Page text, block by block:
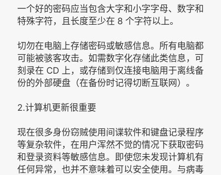
一个好的密码应当包含大字和小字字母、数字和
特殊字符，且长度至少在 8 个字符以上。
切勿在电脑上存储密码或敏感信息。所有电脑都
可能被骇客攻击。如需数字化存储此类信息，可
刻录在 CD 上，或存储到仅连接电脑用于离线备
份的外部硬盘（在备份时记得切断互联网）。
2.计算机更新很重要
现在很多身份窃贼使用间谍软件和键盘记录程序
等复杂软件，在用户浑然不觉的情况下获取密码
和登录资料等敏感信息。即使您未发现计算机有
任何异常，也并不意味着可以安全使用。与病毒